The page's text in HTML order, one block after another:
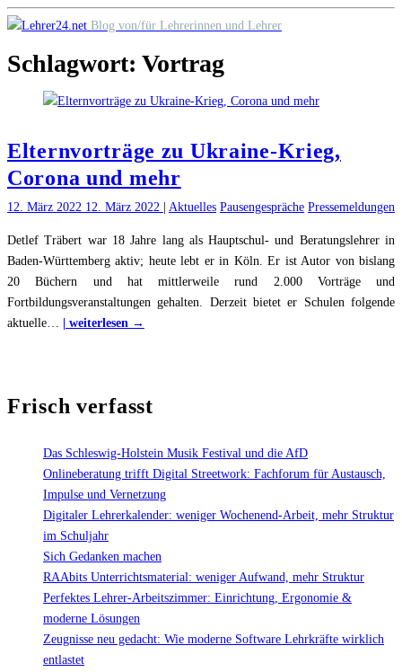
Skip
content
Blog von/für Lehrerinnen und Lehrer
Schlagwort: Vortrag
Elternvorträge zu Ukraine-Krieg,
Corona und mehr
12. März 2022 12. März 2022 Aktuelles Pausengespräche Pressemeldungen
Detlef Träbert war 18 Jahre lang als Hauptschul- und Beratungslehrer in
Baden-Württemberg aktiv; heute lebt er in Köln. Er ist Autor von bislang
20 Büchern und hat mittlerweile rund 2.000 Vorträge und
Fortbildungsveranstaltungen gehalten. Derzeit bietet er Schulen folgende
aktuelle… | weiterlesen →
Corona
mehr"
Frisch verfasst
Das Schleswig-Holstein Musik Festival und die AfD
Onlineberatung trifft Digital Streetwork: Fachforum für Austausch,
Impulse und Vernetzung
Digitaler Lehrerkalender: weniger Wochenend-Arbeit, mehr Struktur
im Schuljahr
Sich Gedanken machen
RAAbits Unterrichtsmaterial: weniger Aufwand, mehr Struktur
Perfektes Lehrer-Arbeitszimmer: Einrichtung, Ergonomie &
moderne Lösungen
Zeugnisse neu gedacht: Wie moderne Software Lehrkräfte wirklich
entlastet